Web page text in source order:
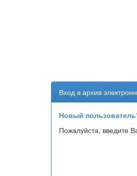
Вход в архив
Новый
Пожалуйста, введите